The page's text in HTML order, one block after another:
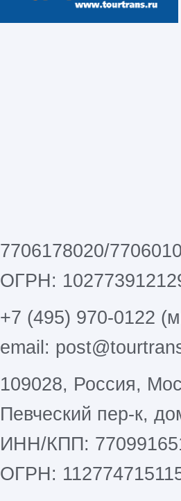
7706178020/
ОГРН:
+7 (495) 970-0122
email:
109028, Россия,
Певческий пер-к,
ИНН/КПП:
ОГРН: